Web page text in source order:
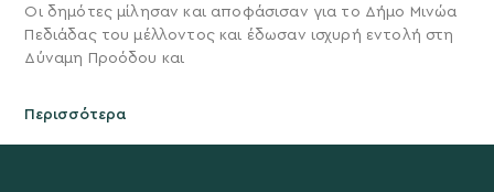
Οι δημότες μίλησαν και αποφάσισαν για το Δήμο Μινώα
Πεδιάδας του μέλλοντος και έδωσαν ισχυρή εντολή στη
Δύναμη Προόδου και
Περισσότερα